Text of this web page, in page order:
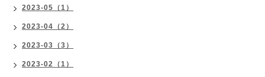
2023-05（1）
2023-04（2）
2023-03（3）
2023-02（1）